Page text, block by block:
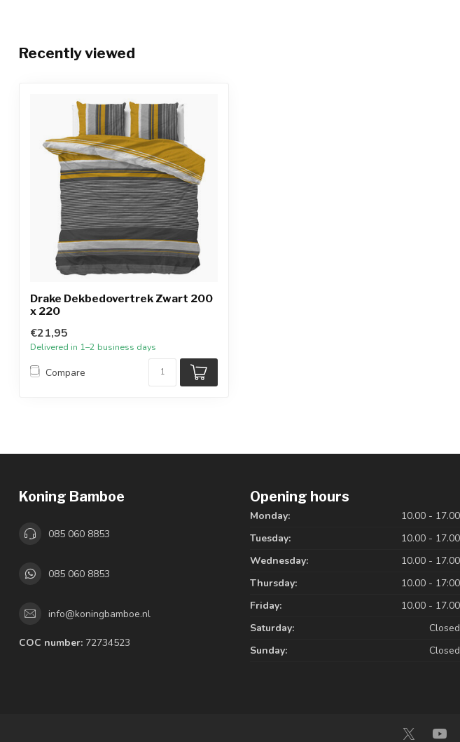
Recently viewed
Drake Dekbedovertrek Zwart 200
x 220
€21,95
Delivered in 1–2 business days
Compare
Koning Bamboe
085 060 8853
085 060 8853
info@koningbamboe.nl
COC number: 72734523
Opening hours
Monday:
10.00 - 17.00
Tuesday:
10.00 - 17.00
Wednesday:
10.00 - 17.00
Thursday:
10.00 - 17:00
Friday:
10.00 - 17.00
Saturday:
Closed
Sunday:
Closed